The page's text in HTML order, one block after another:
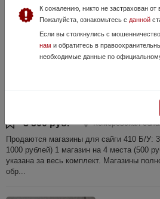
3 500 руб.
Кемеровская
Продаются магазины для сайги 410 Б/У:
1000 рублей) 1 магазин на 4 места (500
указана за весь комплект. Магазины
обр...
К сожалению, никто не застрахован
Пожалуйста, ознакомьтесь с данной
Если вы столкнулись с
нам и обратитесь в
необходимые данные по